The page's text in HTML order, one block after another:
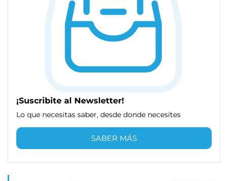
¡Suscribite al Newsletter!
Lo que necesitas saber, desde donde necesites
SABER MÁS